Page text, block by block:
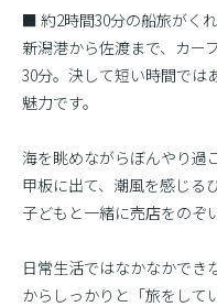
■ 約2時間30分の船旅がくれ
新潟港から佐渡まで、カー
30分。決して短い時間では
魅力です。
海を眺めながらぼんやり過
甲板に出て、潮風を感じる
子どもと一緒に売店をのぞ
日常生活ではなかなかでき
からしっかりと「旅をして